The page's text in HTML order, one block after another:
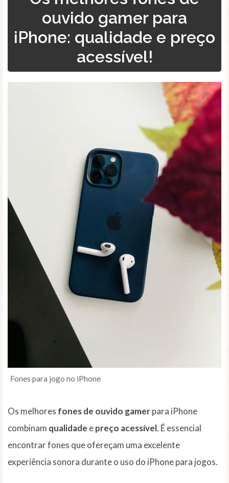
ouvido gamer para
iPhone: qualidade e preço
acessível!
Fones para jogo no iPhone
Os melhores fones de ouvido gamerpara iPhone
combinam qualidade epreço acessível. É essencial
encontrar fones que ofereçam uma excelente
experiência sonora durante o uso do iPhone para jogos.